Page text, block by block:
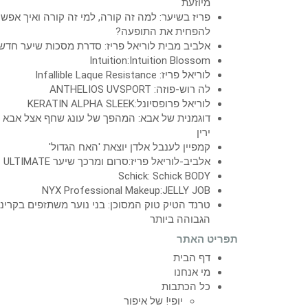
מיוזעת
פריז בשיער: למה זה קורה, למי זה קורה ואיך
להפחית את התופעה?
אלביב מבית לוריאל פריז: סדרת מסכות שיער
Intuition:Intuition Blossom
לוריאל פריז: Infallible Laque Resistance
לה רוש-פוזה: ANTHELIOS UVSPORT
לוריאל פרופסיונל:KERATIN ALPHA SLEEK
דוגמנית של אבא: המהפך של עונג שחף אצל אבא
ירין
קמפיין לענבל אלדן יוצאת 'האח הגדול'
אלביב-לוריאל פריז:סרום ומרכך שיער ULTIMATE
Schick: Schick BODY
NYX Professional Makeup:JELLY JOB
טרנד הטיק טוק המסוכן: בני נוער משתזפים
הגבוהה ביותר
תפריט האתר
דף הבית
מי אנחנו
כל הכתבות
יופי! של איפור